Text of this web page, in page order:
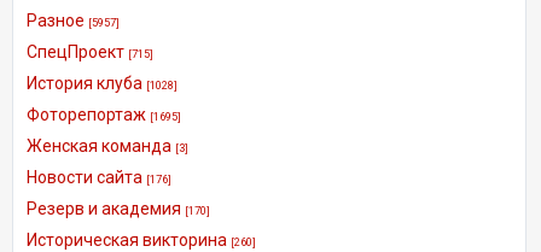
Разное [5957]
СпецПроект [715]
История клуба [1028]
Фоторепортаж [1695]
Женская команда [3]
Новости сайта [176]
Резерв и академия [170]
Историческая викторина [260]